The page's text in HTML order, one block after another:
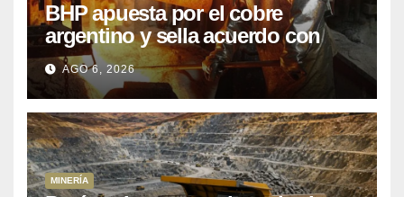
BHP apuesta por el cobre
argentino y sella acuerdo con
Kobrea para siete proyecto
AGO 6, 2026
MINERÍA